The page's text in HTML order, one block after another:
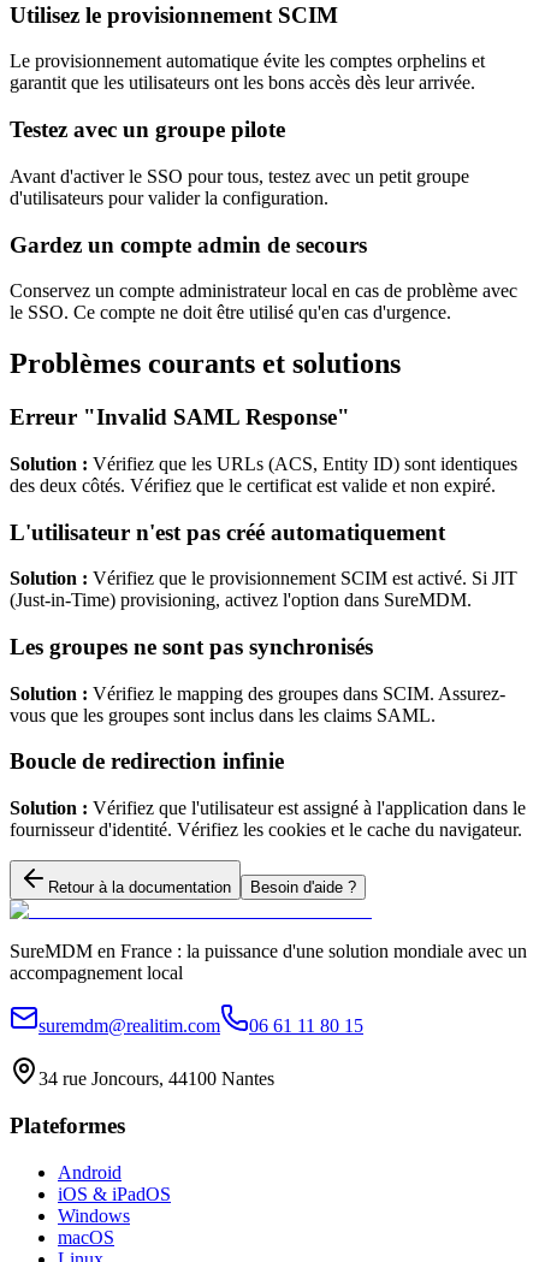
Utilisez le provisionnement SCIM
Le provisionnement automatique évite les comptes orphelins et
garantit que les utilisateurs ont les bons accès dès leur arrivée.
Testez avec un groupe pilote
Avant d'activer le SSO pour tous, testez avec un petit groupe
d'utilisateurs pour valider la configuration.
Gardez un compte admin de secours
Conservez un compte administrateur local en cas de problème avec
le SSO. Ce compte ne doit être utilisé qu'en cas d'urgence.
Problèmes courants et solutions
Erreur "Invalid SAML Response"
Solution : Vérifiez que les URLs (ACS, Entity ID) sont identiques
des deux côtés. Vérifiez que le certificat est valide et non expiré.
L'utilisateur n'est pas créé automatiquement
Solution : Vérifiez que le provisionnement SCIM est activé. Si JIT
(Just-in-Time) provisioning, activez l'option dans SureMDM.
Les groupes ne sont pas synchronisés
Solution : Vérifiez le mapping des groupes dans SCIM. Assurez-
vous que les groupes sont inclus dans les claims SAML.
Boucle de redirection infinie
Solution : Vérifiez que l'utilisateur est assigné à l'application dans le
fournisseur d'identité. Vérifiez les cookies et le cache du navigateur.
Retour à la documentation Besoin d'aide ?
SureMDM en France : la puissance d'une solution mondiale avec un
accompagnement local
suremdm@realitim.com 06 61 11 80 15
34 rue Joncours, 44100 Nantes
Plateformes
Android
iOS & iPadOS
Windows
macOS